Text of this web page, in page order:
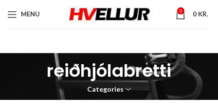
MENU 0 0 KR.
reiðhjólabretti
Categories